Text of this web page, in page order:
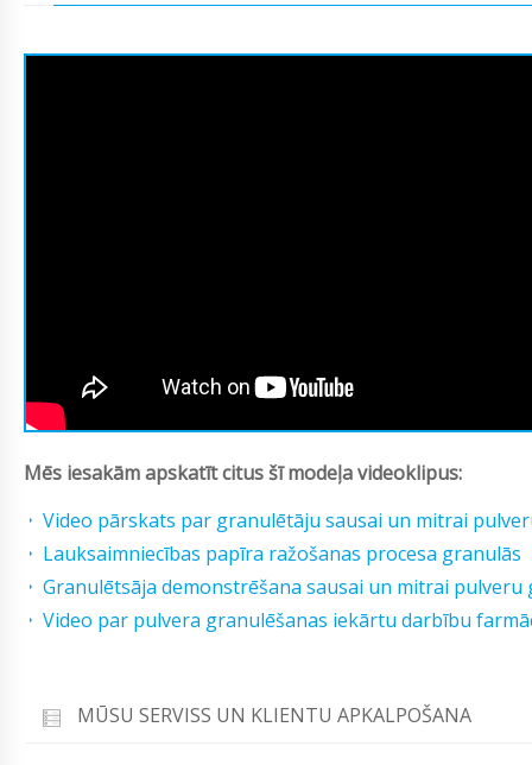
Mēs iesakām apskatīt citus šī modeļa videoklipus:
Video pārskats par granulētāju sausai un mitrai
Lauksaimniecības papīra ražošanas procesa granulās
Granulētsāja demonstrēšana sausai un mitrai pulveru
Video par pulvera granulēšanas iekārtu darbību
MŪSU SERVISS UN KLIENTU APKALPOŠANA